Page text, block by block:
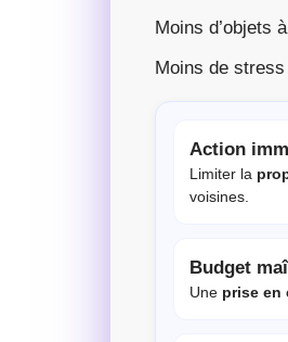
Moins d’objets
Moins de
Action
Limiter la
voisines.
Budget
Une prise en